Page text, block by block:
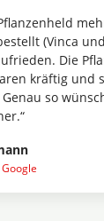
(Vinca
Die
kräftig und
so